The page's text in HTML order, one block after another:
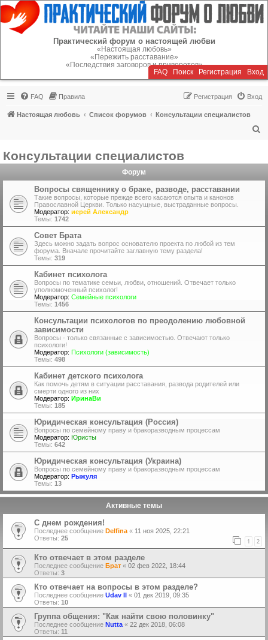
Регистрация
Практический форум о настоящей любви
«Настоящая любовь»
«Пережить расставание»
«Последствия заговоров и приворотов»
FAQ Поиск Регистрация Вход
FAQ Правила Вход
Регистрация
Настоящая любовь Список форумов
Консультации специалистов
Консультации специалистов
Форум
Вопросы священнику о браке, разводе, расставании
Такие вопросы, которые прежде всего касаются опыта и канонов
Православной Церкви. Только насущные, выстраданные вопросы.
Модератор: иерей Александр
Темы: 1742
Совет Брата
Здесь можно задать вопрос основателю проекта по любой из тем
форума. Вначале прочитайте заглавную тему раздела!
Темы: 319
Кабинет психолога
Вопросы по тематике семьи, любви, отношений. Отвечает только
уполномоченный психолог!
Модератор: Семейные психологи
Темы: 1456
Консультации психологов по преодолению любовной
зависимости
Вопросы - только связанные с зависимостью. Отвечают только
психологи!
Модератор: Психологи (зависимость)
Темы: 498
Кабинет детского психолога
Как помочь детям в ситуации расставания, развода родителей или
смерти одного из них
Модератор: ИринаВи
Темы: 185
Юридическая консультация (Россия)
Вопросы по семейному праву и бракоразводным процессам
Модератор: Юристы
Темы: 642
Юридическая консультация (Украина)
Вопросы по семейному праву и бракоразводным процессам
Модератор: Рыжуля
Темы: 13
Активные темы
С днем рождения!
Последнее сообщение Delfina « 11 ноя 2025, 22:21
Ответы: 25 1 2
Кто отвечает в этом разделе
Последнее сообщение Брат « 02 фев 2022, 18:44
Ответы: 3
Кто отвечает на вопросы в этом разделе?
Последнее сообщение Udav II « 01 дек 2019, 09:35
Ответы: 10
Группа общения: "Как найти свою половинку"
Последнее сообщение Nutta « 22 дек 2018, 06:08
Ответы: 11